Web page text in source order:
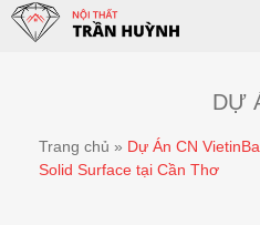
DỰ
Trang chủ » Dự Án CN
Solid Surface tại Cần Thơ